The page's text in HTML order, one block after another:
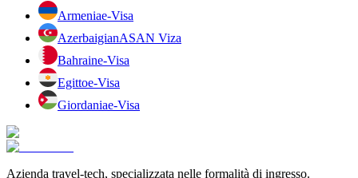
Armeniae-Visa
AzerbaigianASAN Viza
Bahraine-Visa
Egittoe-Visa
Giordaniae-Visa
Azienda travel-tech, specializzata nelle formalità di ingresso.